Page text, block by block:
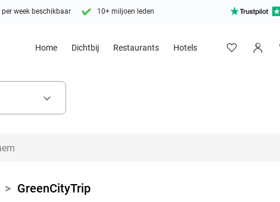
week beschikbaar 10+ miljoen leden
Home Dichtbij Restaurants Hotels
keyboard_arrow_down
> GreenCityTrip